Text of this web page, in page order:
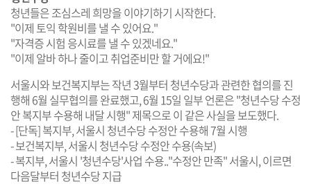
청년들은 조심스레 희망을 이야기하기 시작한다.
"이제 토익 학원비를 낼 수 있어요."
"자격증 시험 응시료를 낼 수 있겠네요."
"이제 알바 하나 줄이고 취업준비만 할 거에요!"
서울시와 보건복지부는 작년 3월부터 청년수당과 관련한 협의를 진
행해 6월 실무협의를 완료했고, 6월 15일 일부 언론은 "청년수당 수정
안 복지부 수용해 내달 시행" 제목으로 이 같은 사실을 보도했다.
- [단독] 복지부, 서울시 청년수당 수정안 수용해 7월 시행
- 보건복지부, 서울시 청년수당 수정안 수용(속보)
- 복지부, 서울시 '청년수당'사업 수용.."수정안 만족" 서울시, 이르면
다음달부터 청년수당 지급